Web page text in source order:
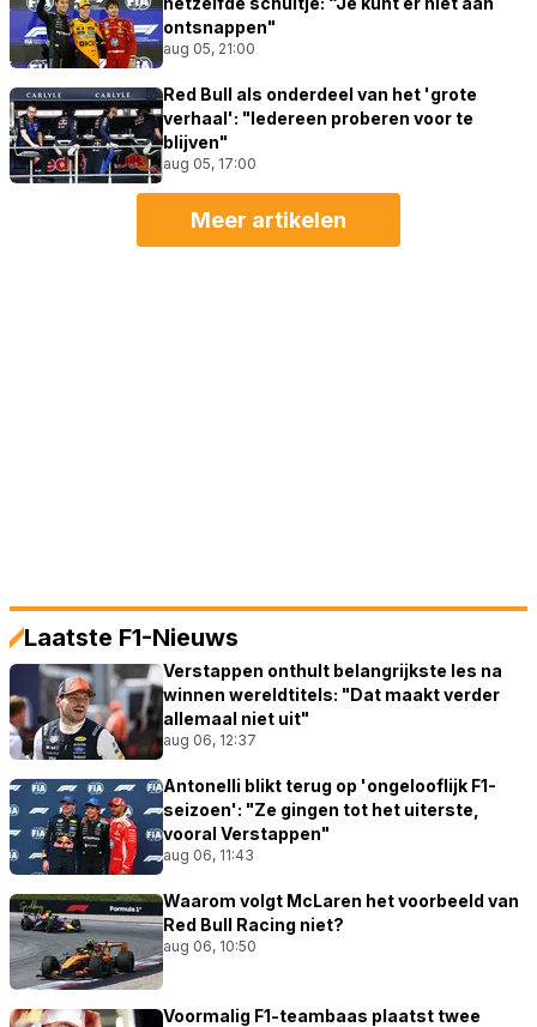
ontsnappen"
aug 05, 21:00
Red Bull als onderdeel van het 'grote
verhaal': "Iedereen proberen voor te
blijven"
aug 05, 17:00
Meer artikelen
Laatste F1-Nieuws
Verstappen onthult belangrijkste les na
winnen wereldtitels: "Dat maakt verder
allemaal niet uit"
aug 06, 12:37
Antonelli blikt terug op 'ongelooflijk F1-
seizoen': "Ze gingen tot het uiterste,
vooral Verstappen"
aug 06, 11:43
Waarom volgt McLaren het voorbeeld van
Red Bull Racing niet?
aug 06, 10:50
Voormalig F1-teambaas plaatst twee